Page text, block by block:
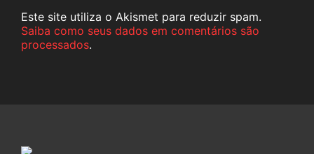
Este site utiliza o Akismet para reduzir spam.
Saiba como seus dados em comentários são
processados.